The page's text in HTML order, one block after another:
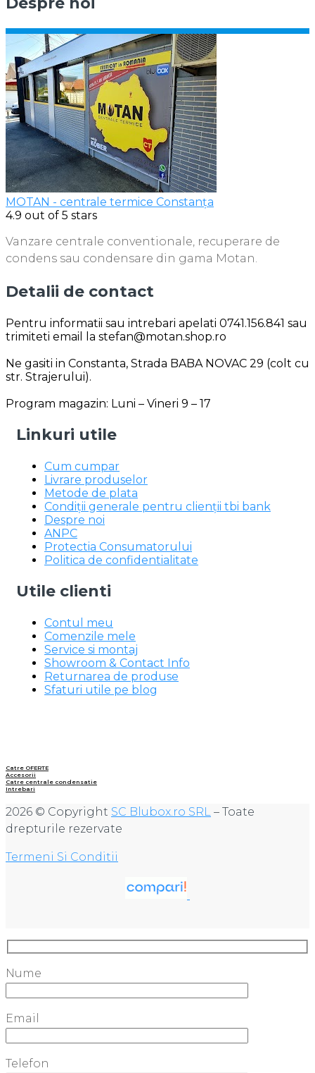
MOTAN - centrale termice Constanța
4.9 out of 5 stars
Vanzare centrale conventionale, recuperare de
condens sau condensare din gama Motan.
Detalii de contact
Pentru informatii sau intrebari apelati 0741.156.841 sau
trimiteti email la stefan@motan.shop.ro
Ne gasiti in Constanta, Strada BABA NOVAC 29 (colt cu
str. Strajerului).
Program magazin: Luni – Vineri 9 – 17
Linkuri utile
Cum cumpar
Livrare produselor
Metode de plata
Condiții generale pentru clienții tbi bank
Despre noi
ANPC
Protectia Consumatorului
Politica de confidentialitate
Utile clienti
Contul meu
Comenzile mele
Service si montaj
Showroom & Contact Info
Returnarea de produse
Sfaturi utile pe blog
Catre OFERTE
Accesorii
Catre centrale condensatie
Intrebari
2026 © Copyright SC Blubox.ro SRL – Toate
drepturile rezervate
Termeni Si Conditii
Nume
Email
Telefon